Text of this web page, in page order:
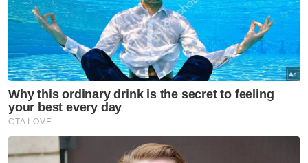
Harap bantu kajian selidik kami dan
dapatkan baucar tunai.
×
Berapakah umur anda?
Kurang daripada 18 tahun 18 - 24 tahun
25 - 34 tahun 35 - 44 tahun
65 tahun dan ke atas